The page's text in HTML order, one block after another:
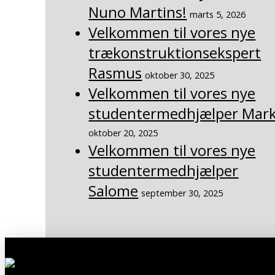
Nuno Martins! marts 5, 2026
Velkommen til vores nye
trækonstruktionsekspert
Rasmus oktober 30, 2025
Velkommen til vores nye
studentermedhjælper
oktober 20, 2025
Velkommen til vores nye
studentermedhjælper
Salome september 30, 2025